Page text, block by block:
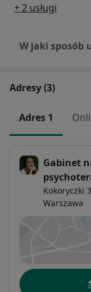
+ 2 usługi
W jaki sposób
Adresy (3)
Adres 1
Gabinet
Kokoryczki
Warszawa
Dostępność